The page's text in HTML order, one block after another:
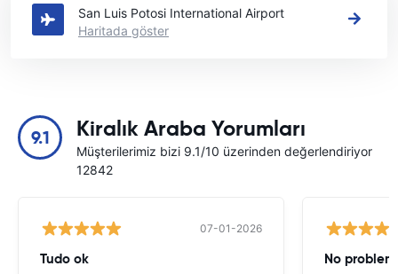
San Luis Potosi International Airport
Haritada göster
9.1 Kiralık Araba Yorumları
Müşterilerimiz bizi 9.1/10 üzerinden değerlendiriyor
12842
07-01-2026
Tudo ok No